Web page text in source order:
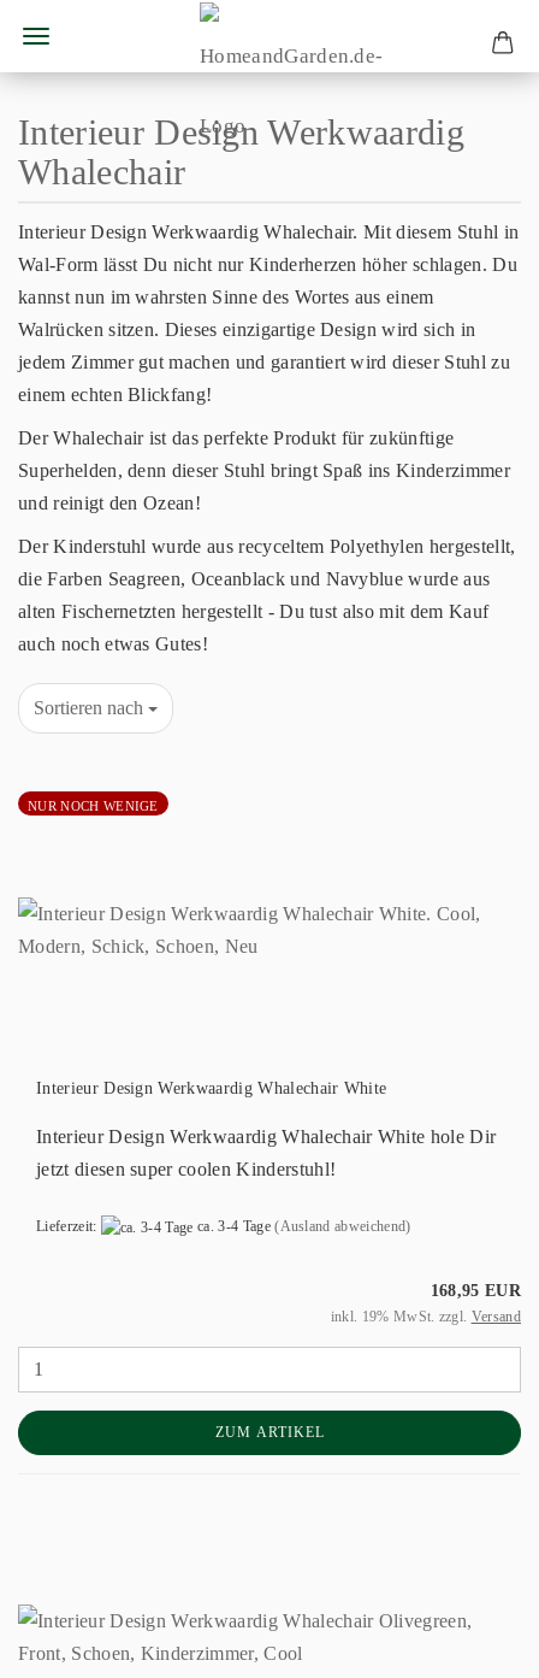
Interieur Design Werkwaardig
Whalechair
Interieur Design Werkwaardig Whalechair. Mit diesem Stuhl in
Wal-Form lässt Du nicht nur Kinderherzen höher schlagen. Du
kannst nun im wahrsten Sinne des Wortes aus einem
Walrücken sitzen. Dieses einzigartige Design wird sich in
jedem Zimmer gut machen und garantiert wird dieser Stuhl zu
einem echten Blickfang!
Der Whalechair ist das perfekte Produkt für zukünftige
Superhelden, denn dieser Stuhl bringt Spaß ins Kinderzimmer
und reinigt den Ozean!
Der Kinderstuhl wurde aus recyceltem Polyethylen hergestellt,
die Farben Seagreen, Oceanblack und Navyblue wurde aus
alten Fischernetzten hergestellt - Du tust also mit dem Kauf
auch noch etwas Gutes!
Sortieren nach
NUR NOCH WENIGE
Interieur Design Werkwaardig Whalechair White
Interieur Design Werkwaardig Whalechair White hole Dir
jetzt diesen super coolen Kinderstuhl!
Lieferzeit: ca. 3-4 Tage (Ausland abweichend)
168,95 EUR
inkl. 19% MwSt. zzgl. Versand
ZUM ARTIKEL